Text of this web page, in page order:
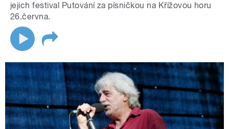
jejich festival Putování za písničkou na Křížovou horu
26.června.